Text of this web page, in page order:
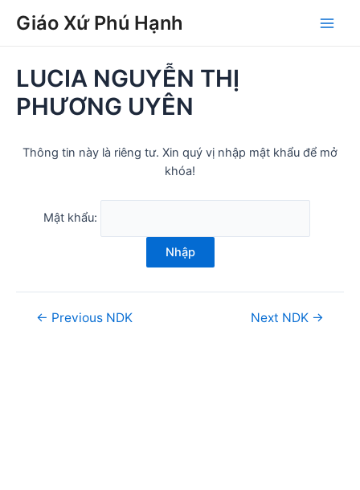
Giáo Xứ Phú Hạnh
Main
LUCIA NGUYỄN THỊ
PHƯƠNG UYÊN
Thông tin này là riêng tư. Xin quý vị nhập mật khẩu để mở
khóa!
Mật khẩu:
Nhập
navigation
← Previous NDK Next NDK →